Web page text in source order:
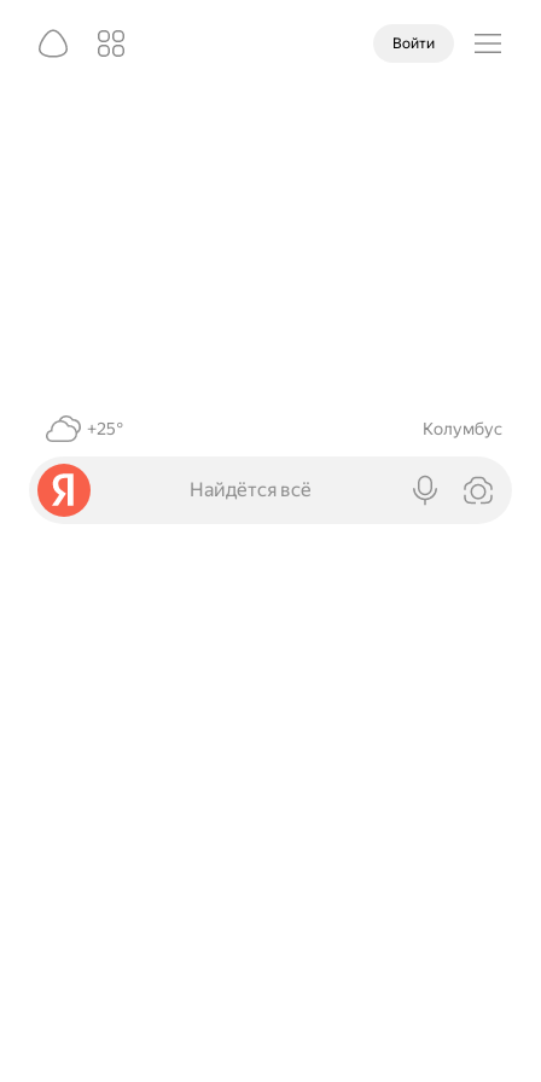
Войти
+25° Колумбус
Найдётся всё